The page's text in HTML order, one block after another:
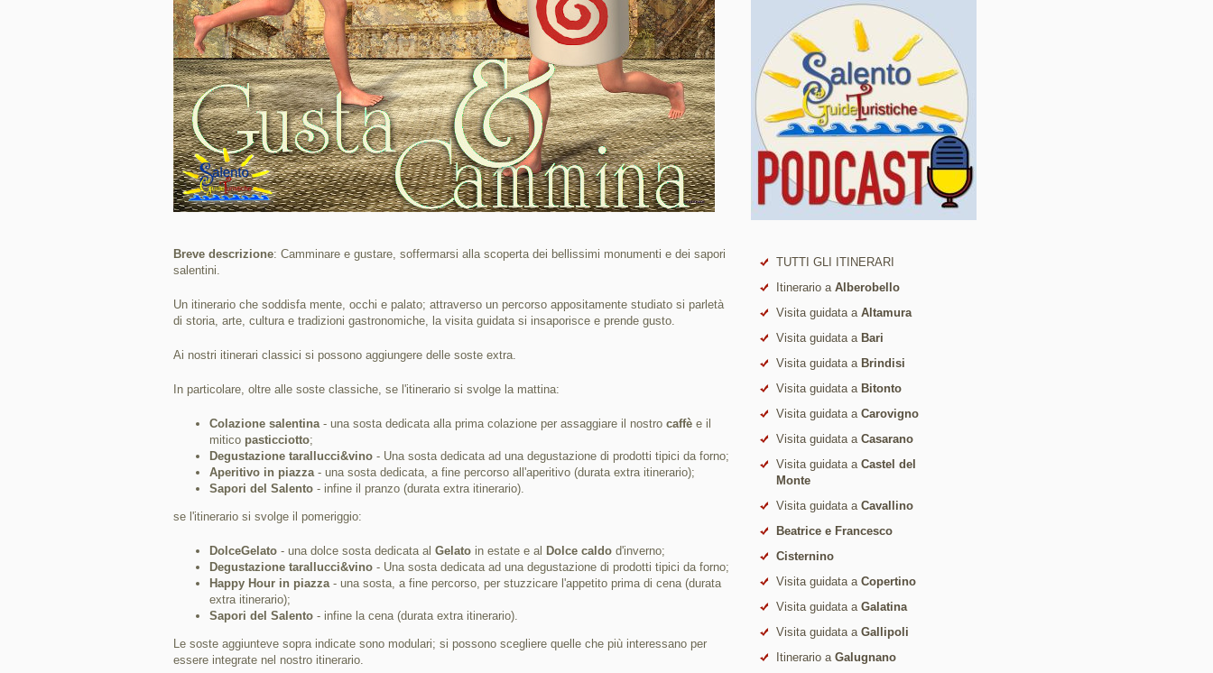
Breve descrizione: Camminare e gustare, soffermarsi alla scoperta dei bellissimi monumenti e dei sapori
salentini.
Un itinerario che soddisfa mente, occhi e palato; attraverso un percorso appositamente studiato si parletà
di storia, arte, cultura e tradizioni gastronomiche, la visita guidata si insaporisce e prende gusto.
Ai nostri itinerari classici si possono aggiungere delle soste extra.
In particolare, oltre alle soste classiche, se l'itinerario si svolge la mattina:
Colazione salentina- una sosta dedicata alla prima colazione per assaggiare il nostro caffè e il
mitico pasticciotto;
Degustazione tarallucci&vino - Una sosta dedicata ad una degustazione di prodotti tipici da forno;
Aperitivo in piazza- una sosta dedicata, a fine percorso all'aperitivo (durata extra itinerario);
Sapori del Salento - infine il pranzo (durata extra itinerario).
se l'itinerario si svolge il pomeriggio:
DolceGelato - una dolce sosta dedicata al Gelato in estate e al Dolce caldo d'inverno;
Degustazione tarallucci&vino - Una sosta dedicata ad una degustazione di prodotti tipici da forno;
Happy Hour in piazza- una sosta, a fine percorso, per stuzzicare l'appetito prima di cena (durata
extra itinerario);
Sapori del Salento - infine la cena (durata extra itinerario).
Le soste aggiunteve sopra indicate sono modulari; si possono scegliere quelle che più interessano per
essere integrate nel nostro itinerario.
TUTTI GLI ITINERARI
Itinerario a Alberobello
Visita guidata a Altamura
Visita guidata a Bari
Visita guidata a Brindisi
Visita guidata a Bitonto
Visita guidata a Carovigno
Visita guidata a Casarano
Visita guidata a Castel del
Monte
Visita guidata a Cavallino
Beatrice e Francesco
Cisternino
Visita guidata a Copertino
Visita guidata a Galatina
Visita guidata a Gallipoli
Itinerario a Galugnano